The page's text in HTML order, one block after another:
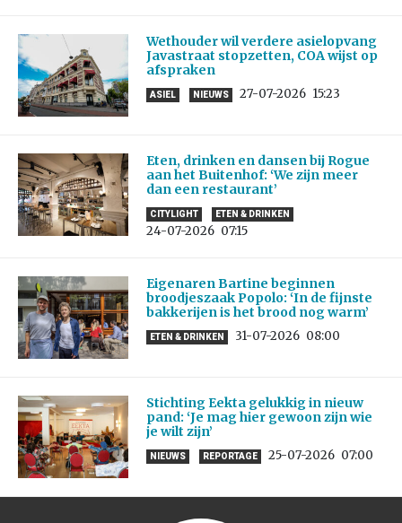
Wethouder wil verdere asielopvang
Javastraat stopzetten, COA wijst op
afspraken
ASIEL NIEUWS 27-07-2026 15:23
Eten, drinken en dansen bij Rogue
aan het Buitenhof: ‘We zijn meer
dan een restaurant’
CITYLIGHT ETEN & DRINKEN
24-07-2026 07:15
Eigenaren Bartine beginnen
broodjeszaak Popolo: ‘In de fijnste
bakkerijen is het brood nog warm’
ETEN & DRINKEN 31-07-2026 08:00
Stichting Eekta gelukkig in nieuw
pand: ‘Je mag hier gewoon zijn wie
je wilt zijn’
NIEUWS REPORTAGE 25-07-2026 07:00